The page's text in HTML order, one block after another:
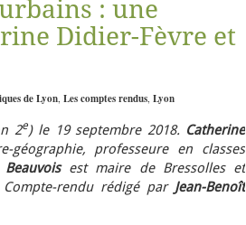
: une
Didier-Fèvre et
de Lyon, Les comptes rendus, Lyon
2e) le 19 septembre 2018. Catherine
professeure en classes
Beauvoisest maire de Bressolles et
rendu rédigé par Jean-Benoît